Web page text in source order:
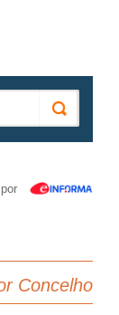
Concelho